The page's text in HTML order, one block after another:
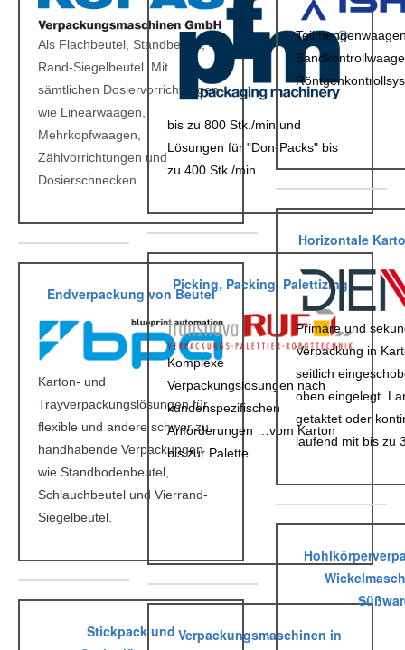
Als Flachbeutel, Standbeutel, 4-
Rand-Siegelbeutel. Mit
sämtlichen Dosiervorrichtungen
wie Linearwaagen,
Mehrkopfwaagen,
Zählvorrichtungen und
Dosierschnecken.
Endverpackung von Beutel
Karton- und
Trayverpackungslösungen für
flexible und andere schwer zu
handhabende Verpackungen
wie Standbodenbeutel,
Schlauchbeutel und Vierrand-
Siegelbeutel.
Stickpack und
bis zu 800 Stk./min und
Lösungen für "Don-Packs" bis
zu 400 Stk./min.
Picking, Packing, Palettizing
Komplexe
Verpackungslösungen nach
kundenspezifischen
Anforderungen …vom Karton
bis zur Palette
Verpackungsmaschinen in
Horizontale
Primäre und
Verpackung in
seitlich
oben eingelegt.
getaktet oder
laufend mit bis zu